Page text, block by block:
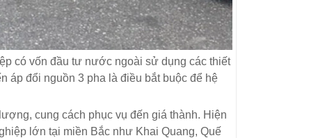
có vốn đầu tư nước ngoài sử dụng các thiết
áp đổi nguồn 3 pha là điều bắt buộc để hệ
cung cách phục vụ đến giá thành. Hiện
lớn tại miền Bắc như Khai Quang, Quế